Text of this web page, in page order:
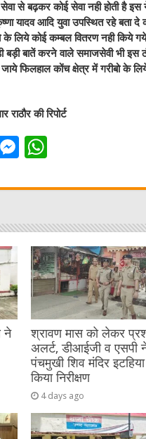
सेवा से बढ़कर कोई सेवा नही होती है
यादव आदि युवा उपस्थित रहे बता दे
लिये कोई कम्बल वितरण नही किये
बड़ी बातें करने वाले समाजसेवी भी
फिलहाल कोंच क्षेत्र में गरीबो के
की रिपोर्ट
E
M
ss
n
g
er
at
A
p
p
ने
श्रावण मास को लेकर
अलर्ट, डीआईजी व एसपी
पंचमुखी शिव मंदिर
किया निरीक्षण
4 days ago